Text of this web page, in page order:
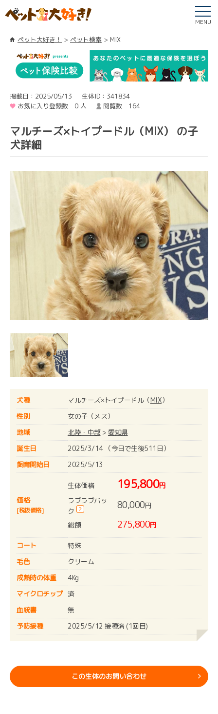
MENU
ペット大好き！ ペット検索 MIX
掲載日：2025/05/13
生体ID：341834
お気に入り登録数 0 人
閲覧数 164
マルチーズ×トイプードル（MIX） の子
犬詳細
犬種 マルチーズ×トイプードル（MIX）
性別
女の子（メス）
地域
北陸・中部> 愛知県
誕生日
2025/3/14 （今日で生後511日）
飼育開始日
2025/5/13
価格
[税抜価格]
生体価格 195,800円
ラブラブパッ
ク
? 80,000円
総額 275,800円
コート
特殊
毛色
クリーム
成熟時の体重
4Kg
マイクロチップ 済
血統書
無
予防接種
2025/5/12 接種済 (1回目)
この生体のお問い合わせ